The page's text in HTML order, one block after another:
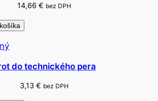
14,66 € bez DPH
do technického pera
3,13 € bez DPH